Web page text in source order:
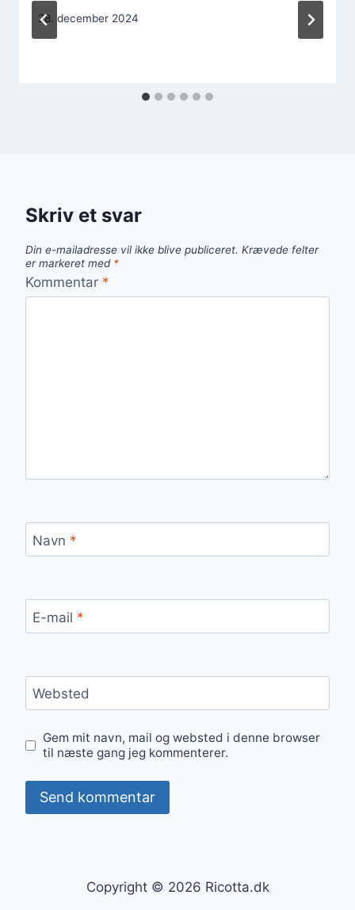
28. december 2024
Skriv et svar
Din e-mailadresse vil ikke blive publiceret. Krævede felter
er markeret med *
Kommentar *
Navn *
E-mail *
Websted
Gem mit navn, mail og websted i denne browser
til næste gang jeg kommenterer.
Copyright © 2026 Ricotta.dk